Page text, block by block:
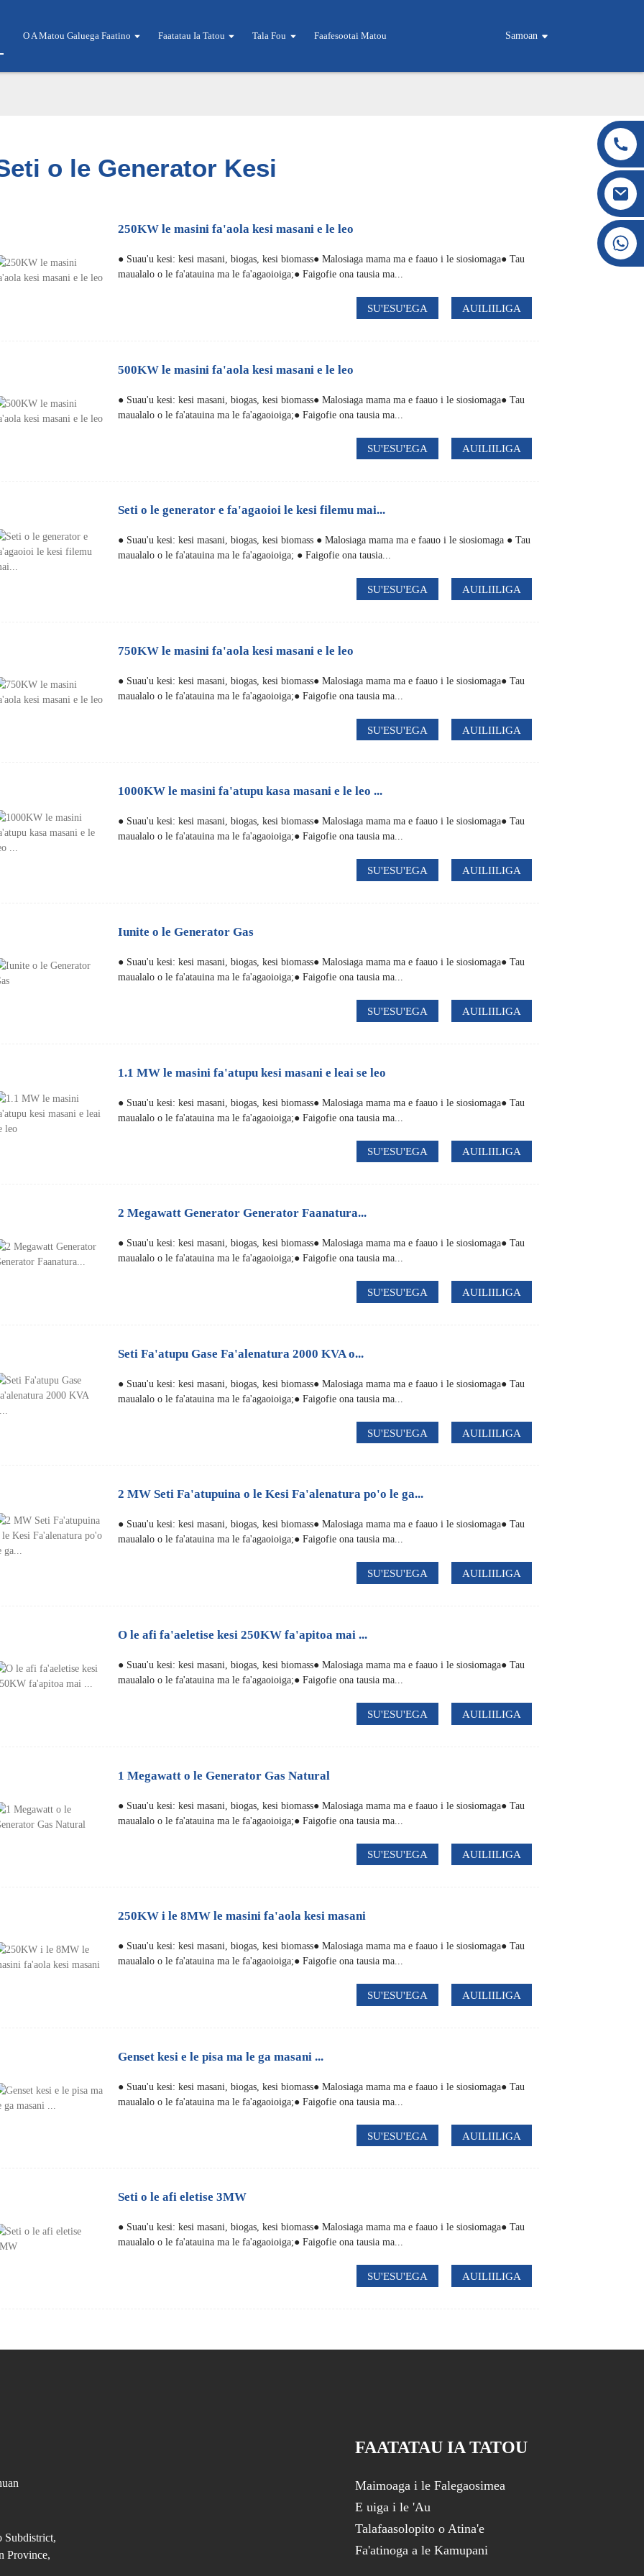
O A Matou Galuega Faatino Faatatau Ia Tatou Tala Fou Faafesootai Matou Samoan
+86 138 8076 0589
o le Generator Kesi
250KW le masini fa'aola kesi masani e le leo
● Suau'u kesi: kesi masani, biogas, kesi biomass● Malosiaga mama ma e faauo i le siosiomaga● Tau
maualalo o le fa'atauina ma le fa'agaoioiga;● Faigofie ona tausia ma...
SU'ESU'EGA AUILIILIGA
500KW le masini fa'aola kesi masani e le leo
● Suau'u kesi: kesi masani, biogas, kesi biomass● Malosiaga mama ma e faauo i le siosiomaga● Tau
maualalo o le fa'atauina ma le fa'agaoioiga;● Faigofie ona tausia ma...
SU'ESU'EGA AUILIILIGA
Seti o le generator e fa'agaoioi le kesi filemu mai...
● Suau'u kesi: kesi masani, biogas, kesi biomass ● Malosiaga mama ma e faauo i le siosiomaga ● Tau
maualalo o le fa'atauina ma le fa'agaoioiga; ● Faigofie ona tausia...
SU'ESU'EGA AUILIILIGA
750KW le masini fa'aola kesi masani e le leo
● Suau'u kesi: kesi masani, biogas, kesi biomass● Malosiaga mama ma e faauo i le siosiomaga● Tau
maualalo o le fa'atauina ma le fa'agaoioiga;● Faigofie ona tausia ma...
SU'ESU'EGA AUILIILIGA
1000KW le masini fa'atupu kasa masani e le leo ...
● Suau'u kesi: kesi masani, biogas, kesi biomass● Malosiaga mama ma e faauo i le siosiomaga● Tau
maualalo o le fa'atauina ma le fa'agaoioiga;● Faigofie ona tausia ma...
SU'ESU'EGA AUILIILIGA
Iunite o le Generator Gas
● Suau'u kesi: kesi masani, biogas, kesi biomass● Malosiaga mama ma e faauo i le siosiomaga● Tau
maualalo o le fa'atauina ma le fa'agaoioiga;● Faigofie ona tausia ma...
SU'ESU'EGA AUILIILIGA
1.1 MW le masini fa'atupu kesi masani e leai se leo
● Suau'u kesi: kesi masani, biogas, kesi biomass● Malosiaga mama ma e faauo i le siosiomaga● Tau
maualalo o le fa'atauina ma le fa'agaoioiga;● Faigofie ona tausia ma...
SU'ESU'EGA AUILIILIGA
2 Megawatt Generator Generator Faanatura...
● Suau'u kesi: kesi masani, biogas, kesi biomass● Malosiaga mama ma e faauo i le siosiomaga● Tau
maualalo o le fa'atauina ma le fa'agaoioiga;● Faigofie ona tausia ma...
SU'ESU'EGA AUILIILIGA
Seti Fa'atupu Gase Fa'alenatura 2000 KVA o...
● Suau'u kesi: kesi masani, biogas, kesi biomass● Malosiaga mama ma e faauo i le siosiomaga● Tau
maualalo o le fa'atauina ma le fa'agaoioiga;● Faigofie ona tausia ma...
SU'ESU'EGA AUILIILIGA
2 MW Seti Fa'atupuina o le Kesi Fa'alenatura po'o le ga...
● Suau'u kesi: kesi masani, biogas, kesi biomass● Malosiaga mama ma e faauo i le siosiomaga● Tau
maualalo o le fa'atauina ma le fa'agaoioiga;● Faigofie ona tausia ma...
SU'ESU'EGA AUILIILIGA
O le afi fa'aeletise kesi 250KW fa'apitoa mai ...
● Suau'u kesi: kesi masani, biogas, kesi biomass● Malosiaga mama ma e faauo i le siosiomaga● Tau
maualalo o le fa'atauina ma le fa'agaoioiga;● Faigofie ona tausia ma...
SU'ESU'EGA AUILIILIGA
1 Megawatt o le Generator Gas Natural
● Suau'u kesi: kesi masani, biogas, kesi biomass● Malosiaga mama ma e faauo i le siosiomaga● Tau
maualalo o le fa'atauina ma le fa'agaoioiga;● Faigofie ona tausia ma...
SU'ESU'EGA AUILIILIGA
250KW i le 8MW le masini fa'aola kesi masani
● Suau'u kesi: kesi masani, biogas, kesi biomass● Malosiaga mama ma e faauo i le siosiomaga● Tau
maualalo o le fa'atauina ma le fa'agaoioiga;● Faigofie ona tausia ma...
SU'ESU'EGA AUILIILIGA
Genset kesi e le pisa ma le ga masani ...
● Suau'u kesi: kesi masani, biogas, kesi biomass● Malosiaga mama ma e faauo i le siosiomaga● Tau
maualalo o le fa'atauina ma le fa'agaoioiga;● Faigofie ona tausia ma...
SU'ESU'EGA AUILIILIGA
Seti o le afi eletise 3MW
● Suau'u kesi: kesi masani, biogas, kesi biomass● Malosiaga mama ma e faauo i le siosiomaga● Tau
maualalo o le fa'atauina ma le fa'agaoioiga;● Faigofie ona tausia ma...
SU'ESU'EGA AUILIILIGA
Subdistrict,
Province,
FAATATAU IA TATOU
Maimoaga i le Falegaosimea
E uiga i le 'Au
Talafaasolopito o Atina'e
Fa'atinoga a le Kamupani